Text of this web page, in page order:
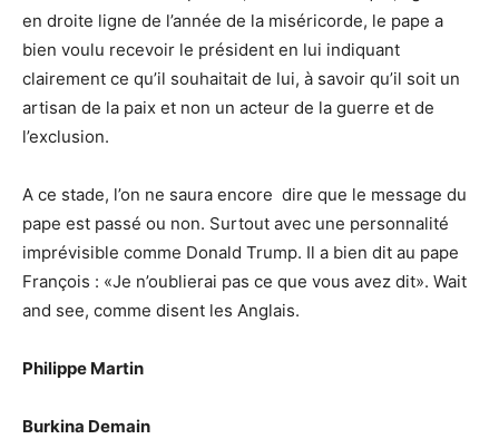
en droite ligne de l’année de la miséricorde, le pape a
bien voulu recevoir le président en lui indiquant
clairement ce qu’il souhaitait de lui, à savoir qu’il soit un
artisan de la paix et non un acteur de la guerre et de
l’exclusion.
A ce stade, l’on ne saura encore dire que le message du
pape est passé ou non. Surtout avec une personnalité
imprévisible comme Donald Trump. Il a bien dit au pape
François : «Je n’oublierai pas ce que vous avez dit». Wait
and see, comme disent les Anglais.
Philippe Martin
Burkina Demain